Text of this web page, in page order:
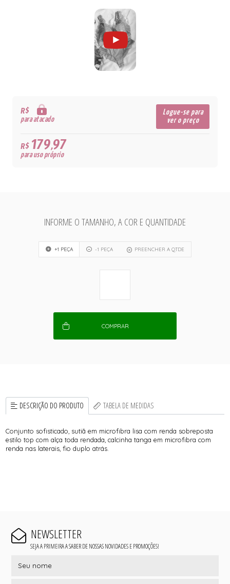
R$
para atacado
Logue-se para
ver o preço
R$179,97
para uso próprio
INFORME O TAMANHO, A COR E QUANTIDADE
+1 PEÇA -1 PEÇA PREENCHER A QTDE
COMPRAR
DESCRIÇÃO DO PRODUTO TABELA DE MEDIDAS
Conjunto sofisticado, sutiã em microfibra lisa com renda sobreposta
estilo top com alça toda rendada, calcinha tanga em microfibra com
renda nas laterais, fio duplo atrás.
NEWSLETTER
SEJA A PRIMEIRA A SABER DE NOSSAS NOVIDADES E PROMOÇÕES!